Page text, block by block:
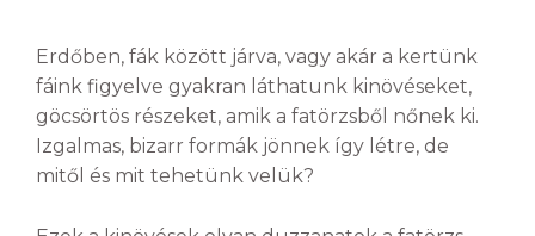
Erdőben, fák között járva, vagy akár a kertünk
fáink figyelve gyakran láthatunk kinövéseket,
göcsörtös részeket, amik a fatörzsből nőnek ki.
Izgalmas, bizarr formák jönnek így létre, de
mitől és mit tehetünk velük?